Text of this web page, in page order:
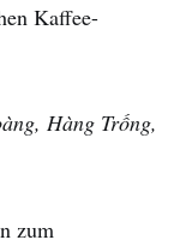
Kaffee-
Hàng Trống,
zum